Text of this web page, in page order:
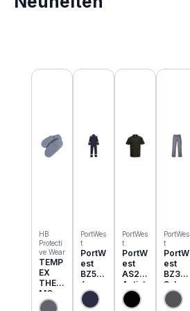
Produktgalerie überspringen
HB
Protecti
ve Wear
TEMP
EX
THER
MO
Einzie
PortWes
t
PortW
est
BZ50
6
Classi
c
PortWes
t
PortW
est
AS21
Antist
atik
ESD
PortWes
t
PortW
est
BZ31
Schw
eisser
Cargo